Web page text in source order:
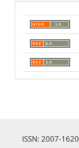
ISSN: 2007-1620